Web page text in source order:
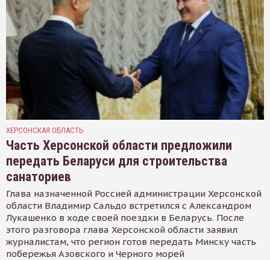
ХЕРСОНСКАЯ ОБЛАСТЬ
Часть Херсонской области предложили
передать Беларуси для строительства
санаториев
Глава назначенной Россией администрации Херсонской
области Владимир Сальдо встретился с Александром
Лукашенко в ходе своей поездки в Беларусь. После
этого разговора глава Херсонской области заявил
журналистам, что регион готов передать Минску часть
побережья Азовского и Черного морей